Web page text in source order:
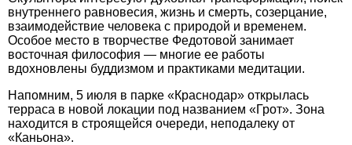
внутреннего равновесия, жизнь и смерть, созерцание,
взаимодействие человека с природой и временем.
Особое место в творчестве Федотовой занимает
восточная философия — многие ее работы
вдохновлены буддизмом и практиками медитации.
Напомним, 5 июля в парке «Краснодар» открылась
терраса в новой локации под названием «Грот». Зона
находится в строящейся очереди, неподалеку от
«Каньона».